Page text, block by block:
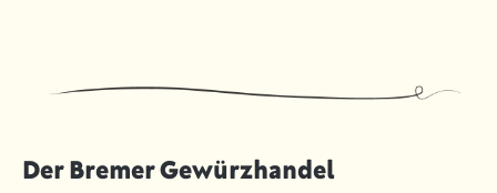
Der Bremer Gewürzhandel